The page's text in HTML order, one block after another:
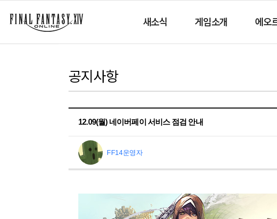
새소식 게임소개 에오
공지사항
12.09(월) 네이버페이 서비스 점검 안내
FF14운영자